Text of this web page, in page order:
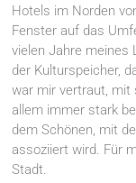
Hotels im Norden
Fenster auf das
vielen Jahre meines
der Kulturspeicher,
war mir vertraut, mit
allem immer stark
dem Schönen, mit
assoziiert wird. Für
Stadt.